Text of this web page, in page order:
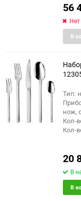
56
В
Тип:
нож,
Кол-
Кол-
20
В
В